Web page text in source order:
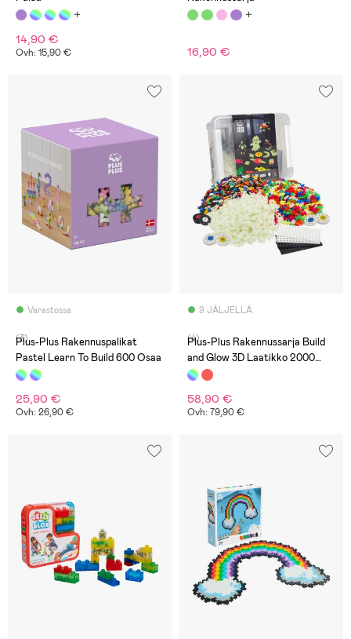
14,90 €
Ovh: 15,90 € 16,90 €
Varastossa
(3)
Plus-Plus Rakennuspalikat
Pastel Learn To Build 600 Osaa
25,90 €
Ovh: 26,90 €
9 JÄLJELLÄ
(4)
Plus-Plus Rakennussarja Build
and Glow 3D Laatikko 2000
Osaa
58,90 €
Ovh: 79,90 €